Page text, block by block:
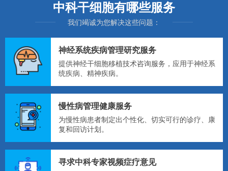
中科干细胞有哪些服务
我们竭诚为您解决这些问题：
神经系统疾病管理研究服务
提供神经干细胞移植技术咨询服务，应用于神经系
统疾病、精神疾病。
慢性病管理健康服务
为慢性病患者制定出个性化、切实可行的诊疗、康
复和回访计划。
寻求中科专家视频症疗意见